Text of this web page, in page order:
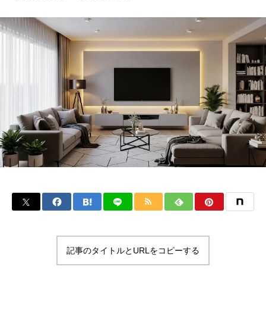
記事のタイトルとURLをコピーする